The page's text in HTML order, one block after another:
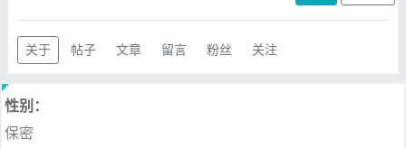
关于 帖子 文章 留言 粉丝 关注
性别：
保密